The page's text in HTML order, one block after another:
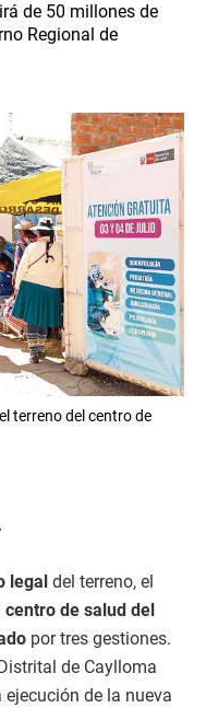
de 50 millones de
Regional de
terreno del centro de
legal del terreno, el
centro de salud del
por tres gestiones.
de Caylloma
ejecución de la nueva